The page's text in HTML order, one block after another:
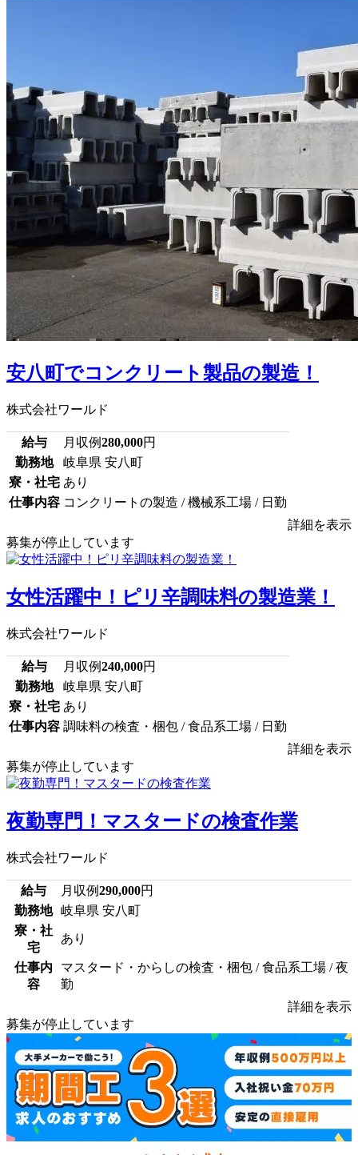
安八町でコンクリート製品の製造！
株式会社ワールド
給与 月収例280,000円
勤務地
岐阜県 安八町
寮・社宅 あり
仕事内容 コンクリートの製造 / 機械系工場 / 日勤
詳細を表示
募集が停止しています
女性活躍中！ピリ辛調味料の製造業！
株式会社ワールド
給与 月収例240,000円
勤務地
岐阜県 安八町
寮・社宅 あり
仕事内容 調味料の検査・梱包 / 食品系工場 / 日勤
詳細を表示
募集が停止しています
夜勤専門！マスタードの検査作業
株式会社ワールド
給与 月収例290,000円
勤務地
岐阜県 安八町
寮・社
宅
あり
仕事内
容
マスタード・からしの検査・梱包 / 食品系工場 / 夜
勤
詳細を表示
募集が停止しています